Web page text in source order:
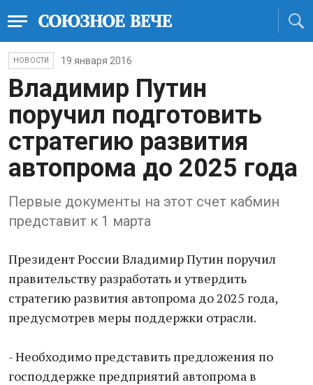
НОВОСТИ 19 января 2016
​Владимир ​Путин
поручил подготовить
стратегию развития
автопрома до 2025 года
Первые документы на этот счет кабмин
представит к 1 марта
Президент России Владимир Путин поручил
правительству разработать и утвердить
стратегию развития автопрома до 2025 года,
предусмотрев меры поддержки отрасли.
- Необходимо представить предложения по
господдержке предприятий автопрома в